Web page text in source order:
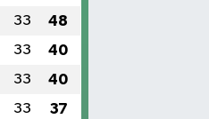
33 48
33 40
33 40
33 37